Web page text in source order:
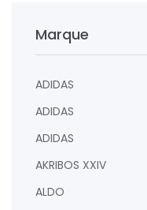
Marque
ADIDAS
ADIDAS
ADIDAS
AKRIBOS XXIV
ALDO